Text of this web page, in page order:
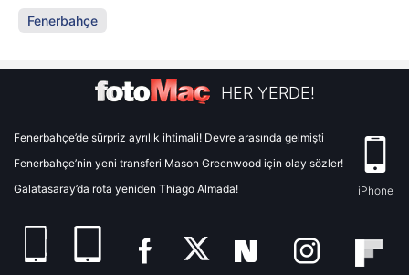
Fenerbahçe
HER YERDE!
Fenerbahçe’de sürpriz ayrılık ihtimali! Devre arasında gelmişti
Fenerbahçe’nin yeni transferi Mason Greenwood için olay sözler!
Galatasaray’da rota yeniden Thiago Almada!
iPhone